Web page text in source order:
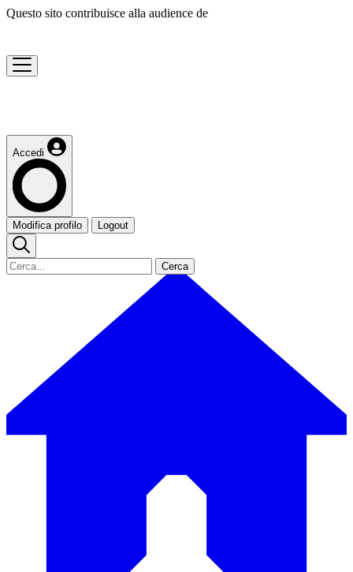
Questo sito contribuisce alla audience de
Accedi
Modifica profilo Logout
Cerca